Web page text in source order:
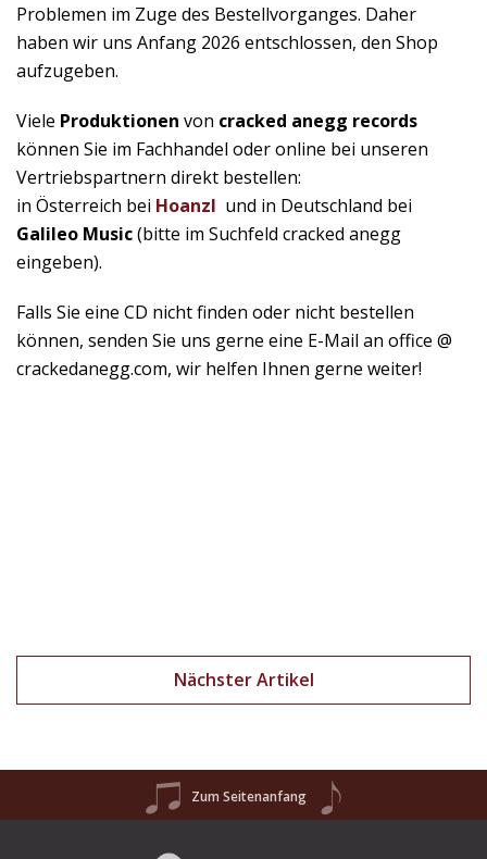
Problemen im Zuge des Bestellvorganges. Daher
haben wir uns Anfang 2026 entschlossen, den Shop
aufzugeben.
Viele Produktionen von cracked anegg records
können Sie im Fachhandel oder online bei unseren
Vertriebspartnern direkt bestellen:
in Österreich bei Hoanzl und in Deutschland bei
Galileo Music(bitte im Suchfeld cracked anegg
eingeben).
Falls Sie eine CD nicht finden oder nicht bestellen
können, senden Sie uns gerne eine E-Mail an office @
crackedanegg.com, wir helfen Ihnen gerne weiter!
Nächster Artikel
Zum Seitenanfang